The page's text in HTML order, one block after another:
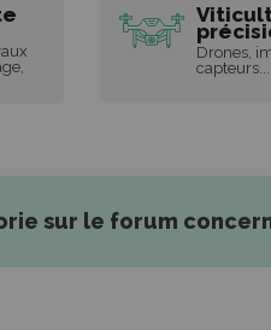
Drones,
capteurs...
sur le forum